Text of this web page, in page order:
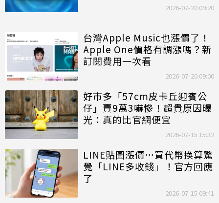
2026-07-20 09:20
台灣Apple Music也漲價了！
Apple One價格有調漲嗎？新
訂閱費用一次看
2026-07-20 09:00
好市多「57cm皮卡丘迎賓公
仔」賣9萬3嚇慘！超貴原因曝
光：真的比官網便宜
2026-07-15 15:32
LINE貼圖漲價…買代幣換算驚
覺「LINE多收錢」！官方回應
了
2026-07-15 09:41